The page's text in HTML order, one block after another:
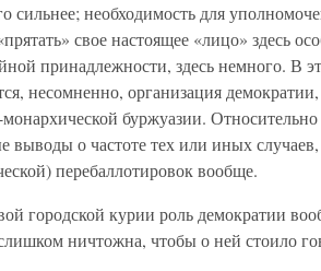
сильнее; необходимость для
свое настоящее «лицо» здесь
принадлежности, здесь немного. В
несомненно, организация
буржуазии.
выводы о частоте тех или иных
перебаллотировок вообще.
городской курии роль демократии
ничтожна, чтобы о ней стоило